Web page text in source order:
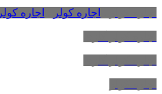
اجاره کولر اجاره کولر